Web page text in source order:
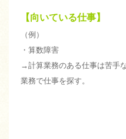
【向いている仕事】
（例）
・算数障害
→計算業務のある仕事は苦手
業務で仕事を探す。